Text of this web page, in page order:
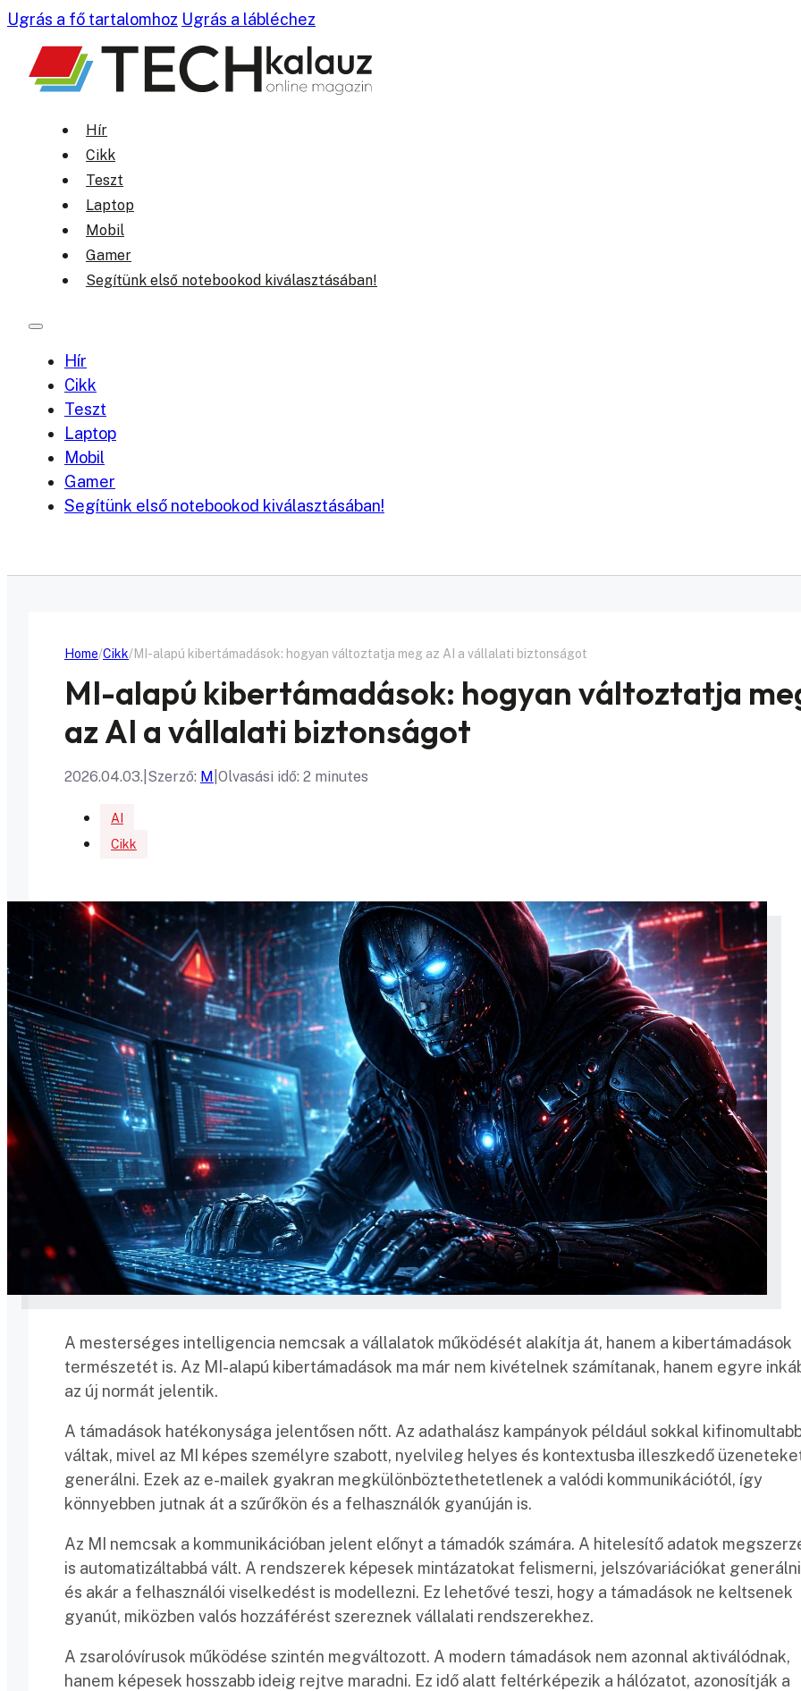
Ugrás a fő tartalomhoz Ugrás a lábléchez
Hír
Cikk
Teszt
Laptop
Mobil
Gamer
Segítünk első notebookod kiválasztásában!
Hír
Cikk
Teszt
Laptop
Mobil
Gamer
Segítünk első notebookod kiválasztásában!
Home Cikk MI-alapú kibertámadások: hogyan változtatja meg az AI a vállalati biztonságot
MI-alapú kibertámadások: hogyan változtatja
az AI a vállalati biztonságot
2026.04.03. Szerző: M Olvasási idő: 2 minutes
AI
Cikk
A mesterséges intelligencia nemcsak a vállalatok működését alakítja át, hanem a kibertámadások
természetét is. Az MI-alapú kibertámadások ma már nem kivételnek számítanak, hanem egyre
az új normát jelentik.
A támadások hatékonysága jelentősen nőtt. Az adathalász kampányok például sokkal
váltak, mivel az MI képes személyre szabott, nyelvileg helyes és kontextusba illeszkedő
generálni. Ezek az e-mailek gyakran megkülönböztethetetlenek a valódi kommunikációtól, így
könnyebben jutnak át a szűrőkön és a felhasználók gyanúján is.
Az MI nemcsak a kommunikációban jelent előnyt a támadók számára. A hitelesítő adatok
is automatizáltabbá vált. A rendszerek képesek mintázatokat felismerni, jelszóvariációkat
és akár a felhasználói viselkedést is modellezni. Ez lehetővé teszi, hogy a támadások ne keltsenek
gyanút, miközben valós hozzáférést szereznek vállalati rendszerekhez.
A zsarolóvírusok működése szintén megváltozott. A modern támadások nem azonnal aktiválódnak,
hanem képesek hosszabb ideig rejtve maradni. Ez idő alatt feltérképezik a hálózatot, azonosítják a